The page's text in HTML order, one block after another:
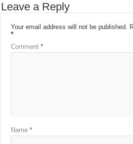
Leave a Reply
Your email address will not be published.
*
Comment*
Name*